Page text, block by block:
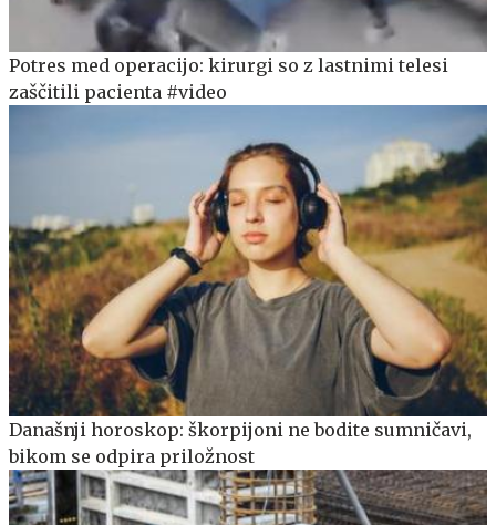
Potres med operacijo: kirurgi so z lastnimi telesi
zaščitili pacienta #video
Današnji horoskop: škorpijoni ne bodite sumničavi,
bikom se odpira priložnost